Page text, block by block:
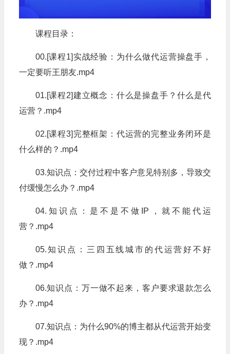
课程目录：
00.[课程1]实战经验：为什么做代运营操盘手，
一定要听王朋友.mp4
01.[课程2]建立概念：什么是操盘手？什么是代
运营？.mp4
02.[课程3]完整框架：代运营的完整业务闭环是
什么样的？.mp4
03.知识点：交付过程中客户意见特别多，导致交
付缓慢怎么办？.mp4
04.知识点：是不是不做IP，就不能代运
营？.mp4
05.知识点：三四五线城市的代运营好不好
做？.mp4
06.知识点：万一做不起来，客户要求退款怎么
办？.mp4
07.知识点：为什么90%的博主都从代运营开始变
现？.mp4